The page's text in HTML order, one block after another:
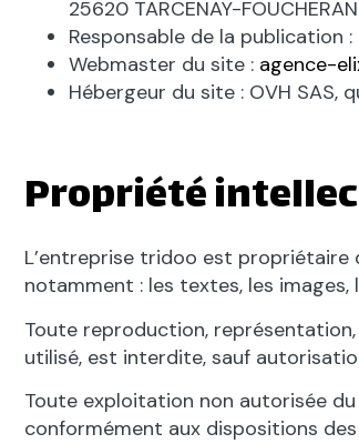
25620 TARCENAY-
Responsable de la publication
Webmaster du site : agence-
Hébergeur du site : OVH SAS,
Propriété
L’entreprise tridoo est
notamment : les textes, les images,
Toute reproduction,
utilisé, est interdite, sauf
Toute exploitation non autorisée
conformément aux dispositions